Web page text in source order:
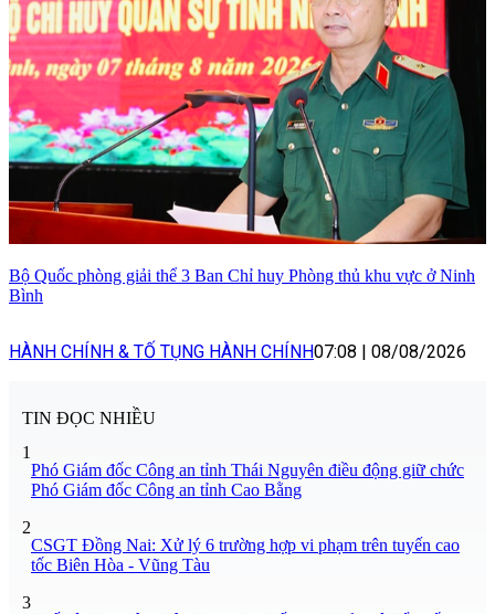
Bộ Quốc phòng giải thể 3 Ban Chỉ huy Phòng thủ khu vực ở Ninh
Bình
HÀNH CHÍNH & TỐ TỤNG HÀNH CHÍNH07:08 | 08/08/2026
TIN ĐỌC NHIỀU
1
Phó Giám đốc Công an tỉnh Thái Nguyên điều động giữ chức
Phó Giám đốc Công an tỉnh Cao Bằng
2
CSGT Đồng Nai: Xử lý 6 trường hợp vi phạm trên tuyến cao
tốc Biên Hòa - Vũng Tàu
3